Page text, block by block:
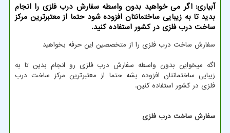
آبیاری: اگر می خواهید بدون واسطه سفارش درب فلزی را انجام
بدید تا به زیبایی ساختمانتان افزوده شود حتما از معتبرترین مركز
ساخت درب فلزی در كشور استفاده كنید.
سفارش ساخت درب فلزی را از متخصصین این حرفه بخواهید
اگه میخواین بدون واسطه سفارش درب فلزی رو انجام بدین تا به
زیبایی ساختمانتان افزوده بشه حتما از معتبرترین مرکز ساخت درب
فلزی در کشور استفاده کنین.
سفارش ساخت درب فلزی